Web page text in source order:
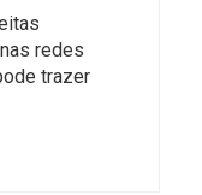
redes
trazer